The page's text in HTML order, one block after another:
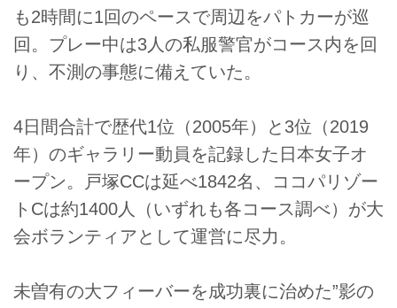
も2時間に1回のペースで周辺をパトカーが巡
回。プレー中は3人の私服警官がコース内を回
り、不測の事態に備えていた。
4日間合計で歴代1位（2005年）と3位（2019
年）のギャラリー動員を記録した日本女子オ
ープン。戸塚CCは延べ1842名、ココパリゾー
トCは約1400人（いずれも各コース調べ）が大
会ボランティアとして運営に尽力。
未曽有の大フィーバーを成功裏に治めた”影の